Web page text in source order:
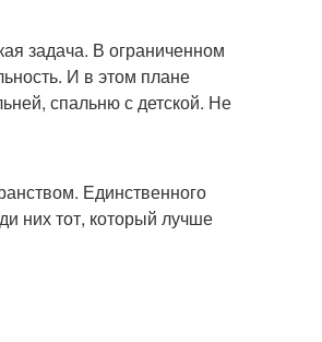
задача. В ограниченном
И в этом плане
спальню с детской. Не
Единственного
них тот, который лучше